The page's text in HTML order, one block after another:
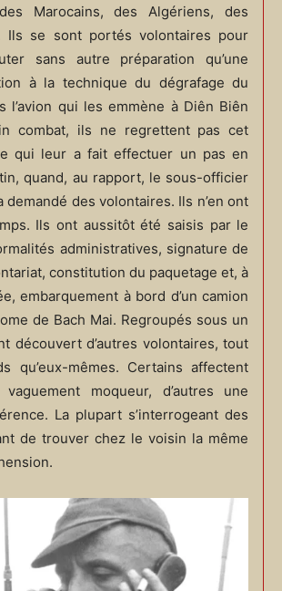
Marocains, des Algériens, des
Ils se sont portés volontaires pour
sans autre préparation qu’une
à la technique du dégrafage du
l’avion qui les emmène à Diên Biên
combat, ils ne regrettent pas cet
qui leur a fait effectuer un pas en
quand, au rapport, le sous-officier
demandé des volontaires. Ils n’en ont
Ils ont aussitôt été saisis par le
administratives, signature de
constitution du paquetage et, à
embarquement à bord d’un camion
de Bach Mai. Regroupés sous un
découvert d’autres volontaires, tout
qu’eux-mêmes. Certains affectent
moqueur, d’autres une
La plupart s’interrogeant des
de trouver chez le voisin la même